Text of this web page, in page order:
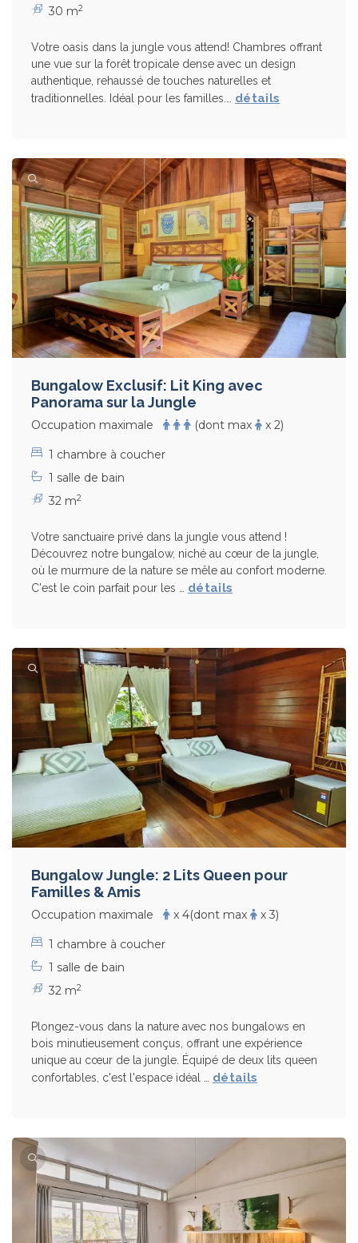
30 m2
Votre oasis dans la jungle vous attend! Chambres offrant
une vue sur la forêt tropicale dense avec un design
authentique, rehaussé de touches naturelles et
traditionnelles. Idéal pour les familles.… détails
Bungalow Exclusif: Lit King avec
Panorama sur la Jungle
Occupation maximale (dont max x 2)
1 chambre à coucher
1 salle de bain
32 m2
Votre sanctuaire privé dans la jungle vous attend !
Découvrez notre bungalow, niché au cœur de la jungle,
où le murmure de la nature se mêle au confort moderne.
C'est le coin parfait pour les … détails
Bungalow Jungle: 2 Lits Queen pour
Familles & Amis
Occupation maximale x 4(dont max x 3)
1 chambre à coucher
1 salle de bain
32 m2
Plongez-vous dans la nature avec nos bungalows en
bois minutieusement conçus, offrant une expérience
unique au cœur de la jungle. Équipé de deux lits queen
confortables, c'est l'espace idéal … détails